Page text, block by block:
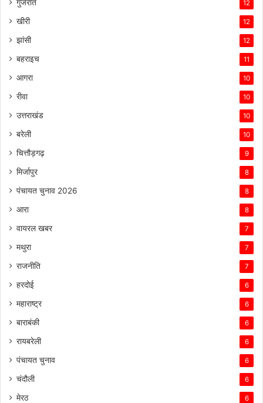
गुजरात 12
खीरी 12
झांसी 12
बहराइच 11
आगरा 10
रीवा 10
उत्तराखंड 10
बरेली 10
चित्तौड़गढ़ 9
मिर्जापुर 8
पंचायत चुनाव 2026 8
आरा 8
वायरल खबर 7
मथुरा 7
राजनीति 7
हरदोई 6
महाराष्ट्र 6
बाराबंकी 6
रायबरेली 6
पंचायत चुनाव 6
चंदौली 6
मेरठ 6